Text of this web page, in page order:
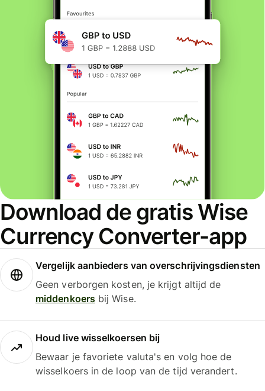
Download de gratis Wise
Currency Converter-app
Vergelijk aanbieders van overschrijvingsdiensten
Geen verborgen kosten, je krijgt altijd de
middenkoersbij Wise.
Houd live wisselkoersen bij
Bewaar je favoriete valuta's en volg hoe de
wisselkoers in de loop van de tijd verandert.